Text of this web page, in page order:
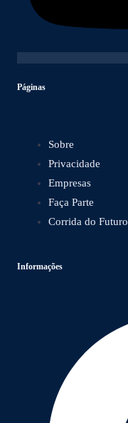
Páginas
Sobre
Privacidade
Empresas
Faça Parte
Corrida do Futuro
Informações